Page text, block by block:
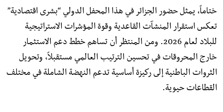
ختاماً، يمثل حضور الجزائر في هذا المحفل الدولي “بشرى اقتصادية”
تعكس استقرار المنشآت القاعدية وقوة المؤشرات الاستراتيجية
للبلاد لعام 2026. ومن المنتظر أن تساهم خطط دعم الاستثمار
خارج المحروقات في تحسين الترتيب العالمي مستقبلاً، وتحويل
الثروات الباطنية إلى ركيزة أساسية تدعم النهضة الشاملة في مختلف
القطاعات حيوية.